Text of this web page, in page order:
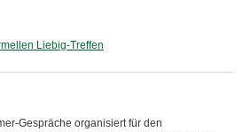
Liebig-Treffen
Gespräche organisiert für den